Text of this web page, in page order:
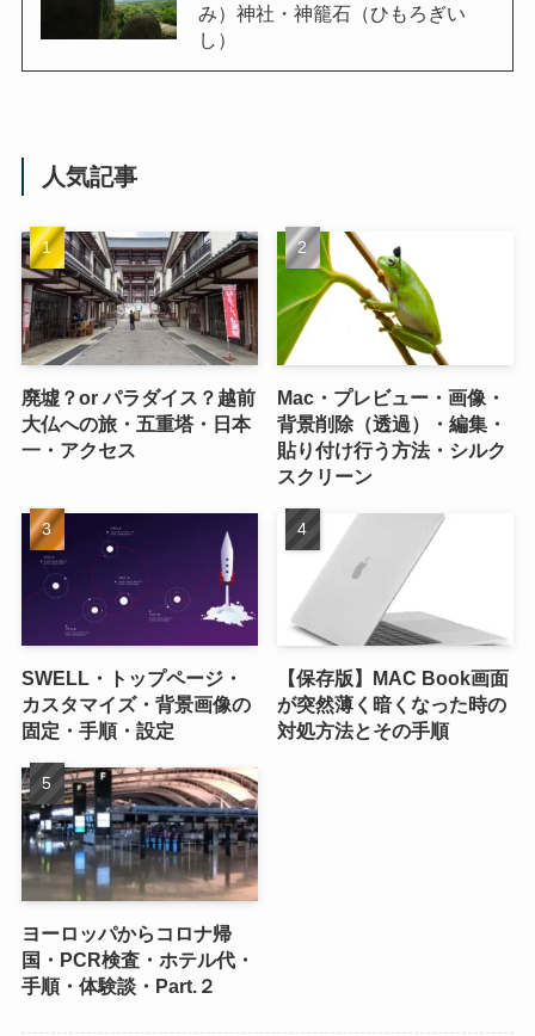
み）神社・神籠石（ひもろぎい
し）
人気記事
廃墟？or パラダイス？越前
大仏への旅・五重塔・日本
一・アクセス
Mac・プレビュー・画像・
背景削除（透過）・編集・
貼り付け行う方法・シルク
スクリーン
SWELL・トップページ・
カスタマイズ・背景画像の
固定・手順・設定
【保存版】MAC Book画面
が突然薄く暗くなった時の
対処方法とその手順
ヨーロッパからコロナ帰
国・PCR検査・ホテル代・
手順・体験談・Part.２